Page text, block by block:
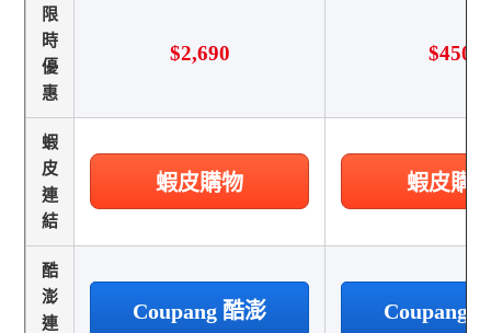
限
時
優
惠
$2,690 $450
蝦
皮
連
結
蝦皮購物 蝦皮購
酷
澎
連
Coupang 酷澎 Coupang